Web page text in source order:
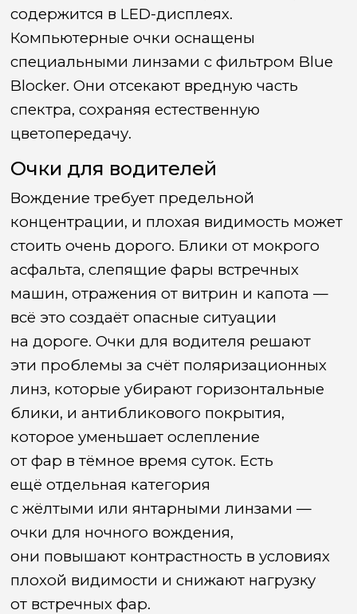
содержится в LED-дисплеях.
Компьютерные очки оснащены
специальными линзами с фильтром Blue
Blocker. Они отсекают вредную часть
спектра, сохраняя естественную
цветопередачу.
Очки для водителей
Вождение требует предельной
концентрации, и плохая видимость может
стоить очень дорого. Блики от мокрого
асфальта, слепящие фары встречных
машин, отражения от витрин и капота —
всё это создаёт опасные ситуации
на дороге. Очки для водителя решают
эти проблемы за счёт поляризационных
линз, которые убирают горизонтальные
блики, и антибликового покрытия,
которое уменьшает ослепление
от фар в тёмное время суток. Есть
ещё отдельная категория
с жёлтыми или янтарными линзами —
очки для ночного вождения,
они повышают контрастность в условиях
плохой видимости и снижают нагрузку
от встречных фар.